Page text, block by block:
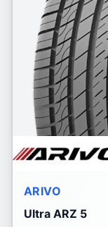
ARIVO
Ultra ARZ 5